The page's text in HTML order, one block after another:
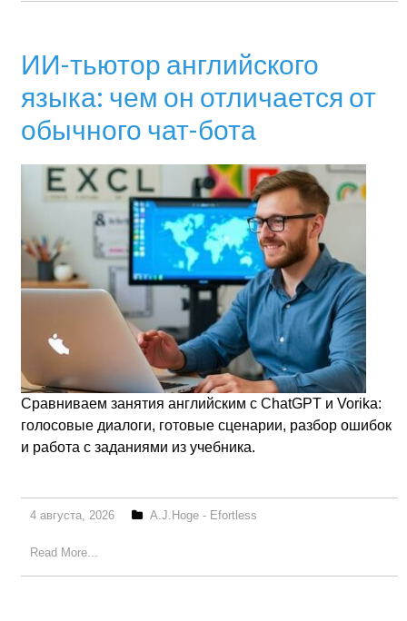
ИИ-тьютор английского
языка: чем он отличается от
обычного чат-бота
Сравниваем занятия английским с ChatGPT и Vorika:
голосовые диалоги, готовые сценарии, разбор ошибок
и работа с заданиями из учебника.
4 августа, 2026 A.J.Hoge - Efortless
Read More...